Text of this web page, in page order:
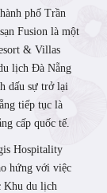
phố Trần
Fusion là một
& Villas
lịch Đà Nẵng
dấu sự trở lại
tiếp tục là
cấp quốc tế.
Hospitality
hứng với việc
Khu du lịch